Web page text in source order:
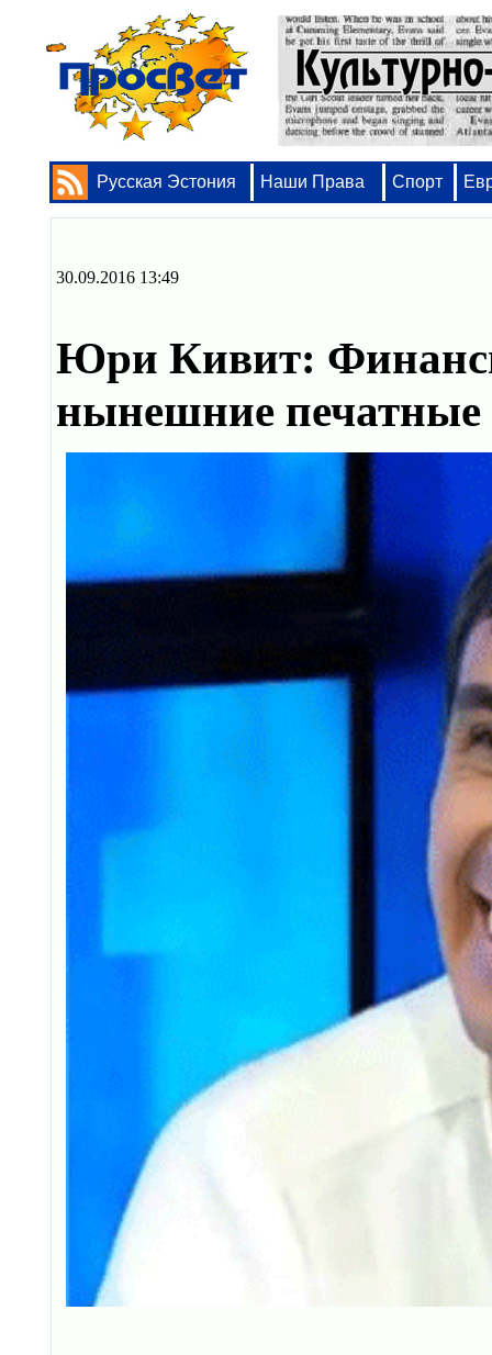
Русская Эстония Наши Права Спорт
30.09.2016 13:49
Юри Кивит:
нынешние